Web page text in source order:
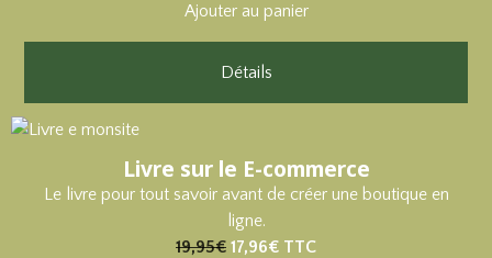
Ajouter au panier
Détails
Livre sur le E-commerce
Le livre pour tout savoir avant de créer une boutique en
ligne.
19,95€ 17,96€ TTC